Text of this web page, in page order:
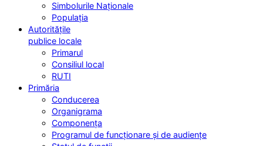
Simbolurile Naționale
Populația
Autoritățile
publice locale
Primarul
Consiliul local
RUTI
Primăria
Conducerea
Organigrama
Componența
Programul de funcționare și de audiențe